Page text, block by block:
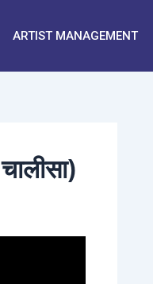
ARTIST MANAGEMENT